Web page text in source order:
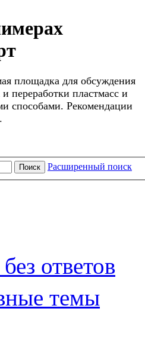
площадка для обсуждения
переработки пластмасс и
способами. Рекомендации
Поиск Расширенный поиск
ответов
темы